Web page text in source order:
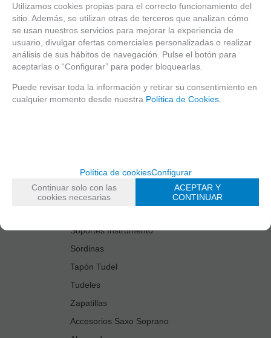
Boquilleros
Cañas
Cortacañas
Deflector Saxo Tenor
Estuches Guardacañas
Limpiadores
Protectores Boquilla
Soportes Instrumento
Sordinas
Tapón Tudel
Tudeles
Zapatillas
Accesorios Saxo Soprano
Utilizamos cookies propias para el correcto funcionamiento del
sitio. Además, se utilizan otras de terceros que analizan cómo
se usan nuestros servicios para mejorar la experiencia de
usuario, divulgar ofertas comerciales personalizadas o realizar
análisis de sus hábitos de navegación. Pulse el botón para
aceptarlas o “Configurar” para poder bloquearlas.
Puede revisar toda la información y retirar su consentimiento en
cualquier momento desde nuestra Política de Cookies.
Política de cookiesConfigurar
Continuar solo con las
cookies necesarias
ACEPTAR Y
CONTINUAR